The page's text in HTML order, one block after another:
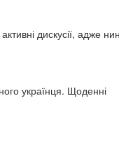
дискусії, адже
українця. Щоденні